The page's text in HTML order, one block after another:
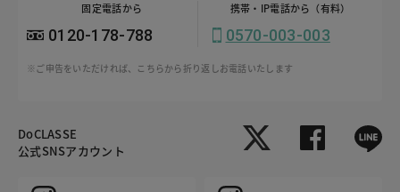
固定電話から
0120-178-788
携帯・IP電話から（有料）
0570-003-003
※ご申告をいただければ、こちらから折り返しお電話いたします
DoCLASSE
公式SNSアカウント